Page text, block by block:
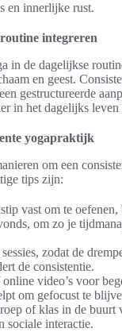
en innerlijke rust.
integreren
in de dagelijkse
en geest.
gestructureerde
in het dagelijks leven
yogapraktijk
om een
tips zijn:
vast om te oefenen,
om zo je
zodat de
de consistentie.
video’s voor
om gefocust te
of klas in de buurt
sociale interactie.